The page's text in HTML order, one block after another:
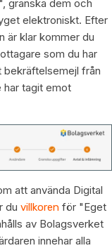
granska dem och
elektroniskt. Efter
är klar kommer du
som du har
från
har tagit emot
att använda Digital
du villkoren för "Eget
av Bolagsverket
innehar alla